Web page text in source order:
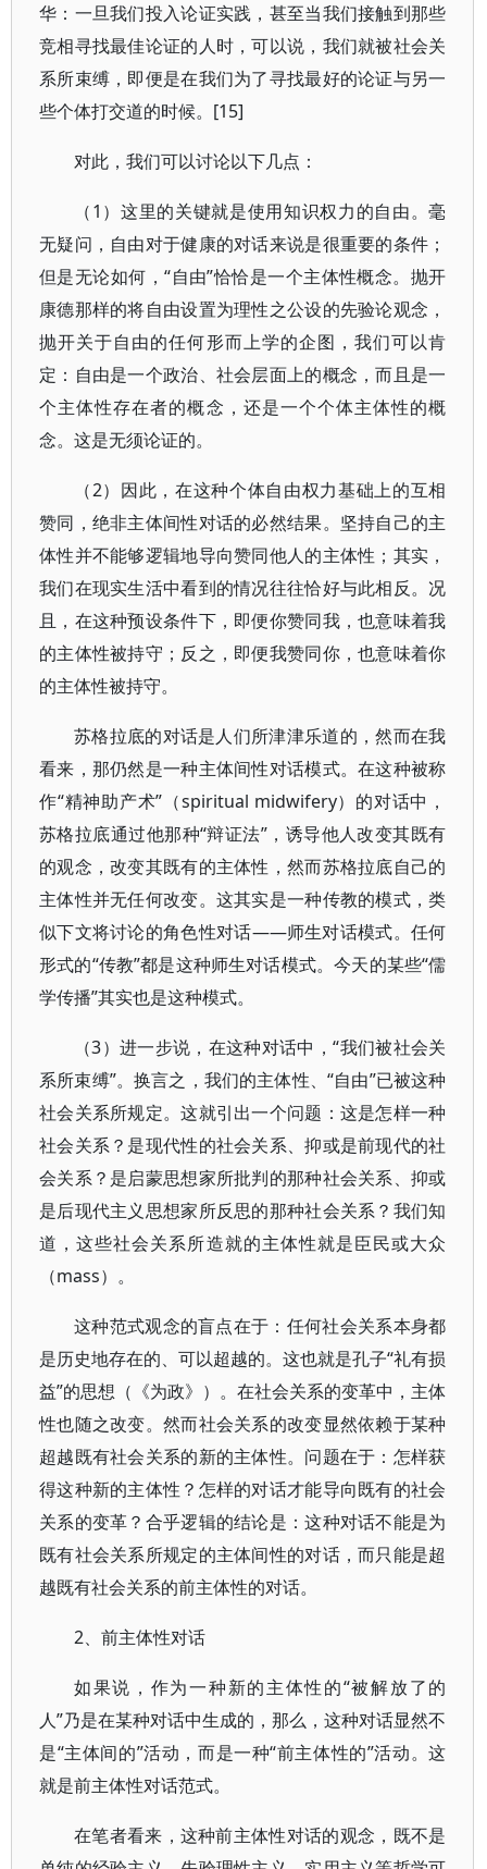
华：一旦我们投入论证实践，甚至当我们接触到那些
竞相寻找最佳论证的人时，可以说，我们就被社会关
系所束缚，即便是在我们为了寻找最好的论证与另一
些个体打交道的时候。[15]
对此，我们可以讨论以下几点：
（1）这里的关键就是使用知识权力的自由。毫
无疑问，自由对于健康的对话来说是很重要的条件；
但是无论如何，“自由”恰恰是一个主体性概念。抛开
康德那样的将自由设置为理性之公设的先验论观念，
抛开关于自由的任何形而上学的企图，我们可以肯
定：自由是一个政治、社会层面上的概念，而且是一
个主体性存在者的概念，还是一个个体主体性的概
念。这是无须论证的。
（2）因此，在这种个体自由权力基础上的互相
赞同，绝非主体间性对话的必然结果。坚持自己的主
体性并不能够逻辑地导向赞同他人的主体性；其实，
我们在现实生活中看到的情况往往恰好与此相反。况
且，在这种预设条件下，即便你赞同我，也意味着我
的主体性被持守；反之，即便我赞同你，也意味着你
的主体性被持守。
苏格拉底的对话是人们所津津乐道的，然而在我
看来，那仍然是一种主体间性对话模式。在这种被称
作“精神助产术”（spiritual midwifery）的对话中，
苏格拉底通过他那种“辩证法”，诱导他人改变其既有
的观念，改变其既有的主体性，然而苏格拉底自己的
主体性并无任何改变。这其实是一种传教的模式，类
似下文将讨论的角色性对话——师生对话模式。任何
形式的“传教”都是这种师生对话模式。今天的某些“儒
学传播”其实也是这种模式。
（3）进一步说，在这种对话中，“我们被社会关
系所束缚”。换言之，我们的主体性、“自由”已被这种
社会关系所规定。这就引出一个问题：这是怎样一种
社会关系？是现代性的社会关系、抑或是前现代的社
会关系？是启蒙思想家所批判的那种社会关系、抑或
是后现代主义思想家所反思的那种社会关系？我们知
道，这些社会关系所造就的主体性就是臣民或大众
（mass）。
这种范式观念的盲点在于：任何社会关系本身都
是历史地存在的、可以超越的。这也就是孔子“礼有损
益”的思想（《为政》）。在社会关系的变革中，主体
性也随之改变。然而社会关系的改变显然依赖于某种
超越既有社会关系的新的主体性。问题在于：怎样获
得这种新的主体性？怎样的对话才能导向既有的社会
关系的变革？合乎逻辑的结论是：这种对话不能是为
既有社会关系所规定的主体间性的对话，而只能是超
越既有社会关系的前主体性的对话。
2、前主体性对话
如果说，作为一种新的主体性的“被解放了的
人”乃是在某种对话中生成的，那么，这种对话显然不
是“主体间的”活动，而是一种“前主体性的”活动。这
就是前主体性对话范式。
在笔者看来，这种前主体性对话的观念，既不是